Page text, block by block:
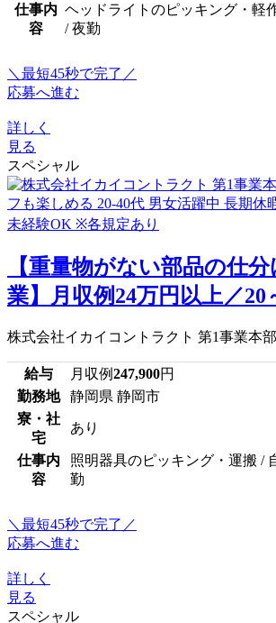
仕事内
容
ヘッドライトのピッキング・軽
/ 夜勤
＼最短45秒で完了／
応募へ進む
詳しく
見る
スペシャル
【重量物がない部品の仕
業】月収例24万円以上／20
株式会社イカイコントラクト 第1事業本部
給与 月収例247,900円
勤務地
静岡県 静岡市
寮・社
宅
あり
仕事内
容
照明器具のピッキング・運搬 /
勤
＼最短45秒で完了／
応募へ進む
詳しく
見る
スペシャル